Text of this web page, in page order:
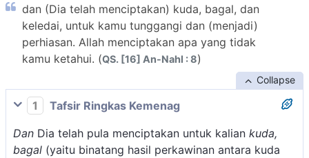
dan (Dia telah menciptakan) kuda, bagal, dan
keledai, untuk kamu tunggangi dan (menjadi)
perhiasan. Allah menciptakan apa yang tidak
kamu ketahui. (QS. [16] An-Nahl : 8)
Collapse
1
Tafsir Ringkas Kemenag
Dan Dia telah pula menciptakan untuk kalian kuda,
bagal (yaitu binatang hasil perkawinan antara kuda